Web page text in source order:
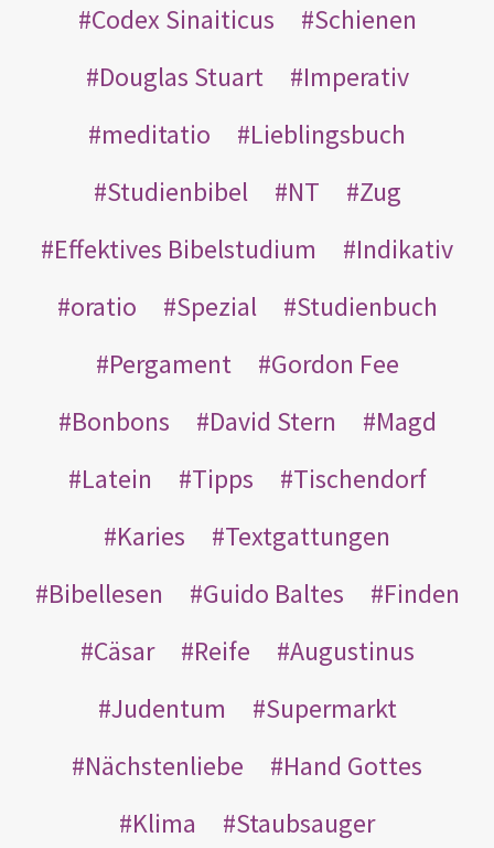
Codex Sinaiticus
Schienen
Douglas Stuart
Imperativ
meditatio
Lieblingsbuch
Studienbibel
NT
Zug
Effektives Bibelstudium
Indikativ
oratio
Spezial
Studienbuch
Pergament
Gordon Fee
Bonbons
David Stern
Magd
Latein
Tipps
Tischendorf
Karies
Textgattungen
Bibellesen
Guido Baltes
Finden
Cäsar
Reife
Augustinus
Judentum
Supermarkt
Nächstenliebe
Hand Gottes
Klima
Staubsauger